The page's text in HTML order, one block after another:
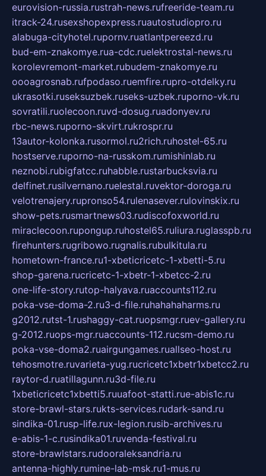
eurovision-russia.rustrah-news.rufreeride-team.ru
itrack-24.rusexshopexpress.ruautostudiopro.ru
alabuga-cityhotel.rupornv.ruatlantpereezd.ru
bud-em-znakomye.rua-cdc.ruelektrostal-news.ru
korolevremont-market.rubudem-znakomye.ru
oooagrosnab.rufpodaso.ruemfire.rupro-otdelky.ru
ukrasotki.ruseksuzbek.ruseks-uzbek.ruporno-vk.ru
sovratili.ruolecoon.ruvd-dosug.ruadonyev.ru
rbc-news.ruporno-skvirt.rukrospr.ru
13autor-kolonka.rusormol.ru2rich.ruhostel-65.ru
hostserve.ruporno-na-russkom.rumishinlab.ru
neznobi.rubigfatcc.ruhabble.rustarbucksvia.ru
delfinet.rusilvernano.ruelestal.ruvektor-doroga.ru
velotrenajery.rupronso54.rulenasever.rulovinskix.ru
show-pets.rusmartnews03.rudiscofoxworld.ru
miraclecoon.rupongup.ruhostel65.ruliura.ruglasspb.ru
firehunters.rugribowo.rugnalis.rubulkitula.ru
hometown-france.ru1-xbeticricetc-1-xbetti-5.ru
shop-garena.rucricetc-1-xbetr-1-xbetcc-2.ru
one-life-story.rutop-halyava.ruaccounts112.ru
poka-vse-doma-2.ru3-d-file.ruhahahaharms.ru
g2012.rutst-1.rushaggy-cat.ruopsmgr.ruev-gallery.ru
g-2012.ruops-mgr.ruaccounts-112.rucsm-demo.ru
poka-vse-doma2.ruairgungames.ruallseo-host.ru
tehosmotre.ruvarieta-yug.rucricetc1xbetr1xbetcc2.ru
raytor-d.ruatillagunn.ru3d-file.ru
1xbeticricetc1xbetti5.ruuafoot-statti.rue-abis1c.ru
store-brawl-stars.rukts-services.rudark-sand.ru
sindika-01.rusp-life.rux-legion.rusib-archives.ru
e-abis-1-c.rusindika01.ruvenda-festival.ru
store-brawlstars.rudooraleksandria.ru
antenna-highly.rumine-lab-msk.ru1-mus.ru